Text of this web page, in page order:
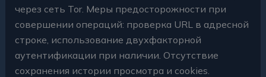
через сеть Tor. Меры предосторожности при
совершении операций: проверка URL в адресной
строке, использование двухфакторной
аутентификации при наличии. Отсутствие
сохранения истории просмотра и cookies.